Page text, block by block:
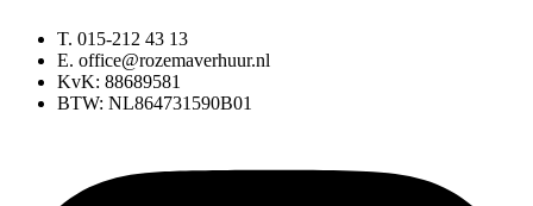
T. 015-212 43 13
E. office@rozemaverhuur.nl
KvK: 88689581
BTW: NL864731590B01